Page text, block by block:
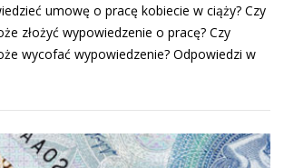
umowę o pracę kobiecie w ciąży? Czy
złożyć wypowiedzenie o pracę? Czy
wycofać wypowiedzenie? Odpowiedzi w